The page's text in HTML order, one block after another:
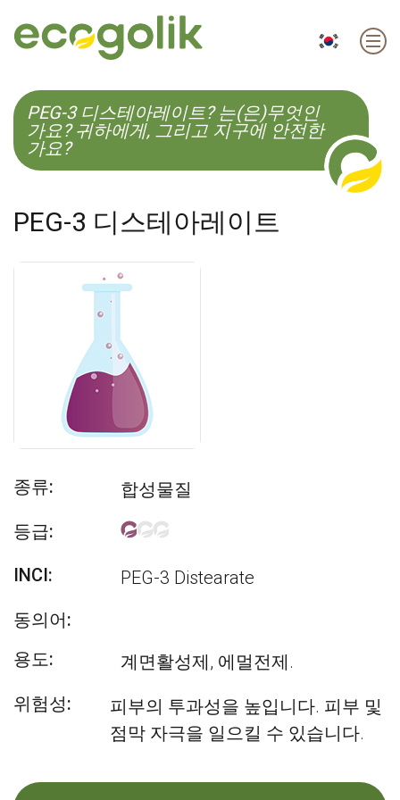
EN ES CS KO
PEG-3 디스테아레이트? 는(은)무엇인
가요? 귀하에게, 그리고 지구에 안전한
가요?
PEG-3 디스테아레이트
종류:
합성물질
등급:
INCI:
PEG-3 Distearate
동의어:
용도:
계면활성제, 에멀전제.
위험성:
피부의 투과성을 높입니다. 피부 및
점막 자극을 일으킬 수 있습니다.